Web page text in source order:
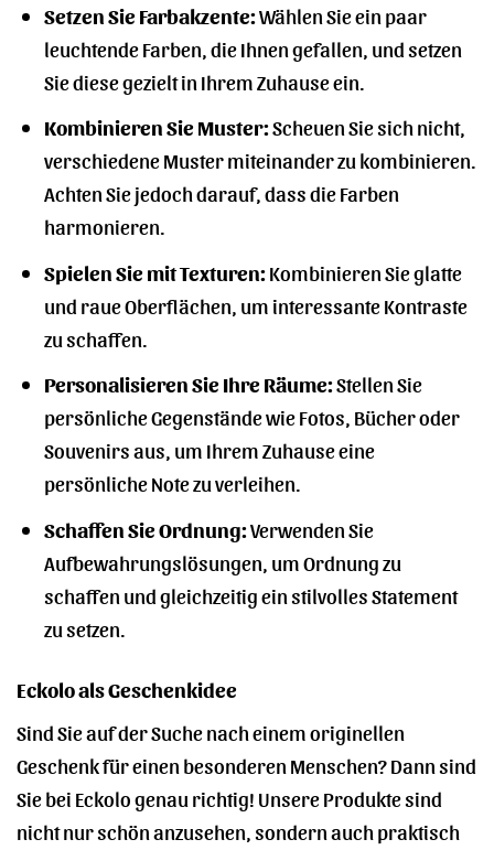
Setzen Sie Farbakzente:Wählen Sie ein paar
leuchtende Farben, die Ihnen gefallen, und setzen
Sie diese gezielt in Ihrem Zuhause ein.
Kombinieren Sie Muster:Scheuen Sie sich nicht,
verschiedene Muster miteinander zu kombinieren.
Achten Sie jedoch darauf, dass die Farben
harmonieren.
Spielen Sie mit Texturen:Kombinieren Sie glatte
und raue Oberflächen, um interessante Kontraste
zu schaffen.
Personalisieren Sie Ihre Räume:Stellen Sie
persönliche Gegenstände wie Fotos, Bücher oder
Souvenirs aus, um Ihrem Zuhause eine
persönliche Note zu verleihen.
Schaffen Sie Ordnung:Verwenden Sie
Aufbewahrungslösungen, um Ordnung zu
schaffen und gleichzeitig ein stilvolles Statement
zu setzen.
Eckolo als Geschenkidee
Sind Sie auf der Suche nach einem originellen
Geschenk für einen besonderen Menschen? Dann sind
Sie bei Eckolo genau richtig! Unsere Produkte sind
nicht nur schön anzusehen, sondern auch praktisch